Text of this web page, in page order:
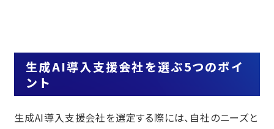
生成AI導入支援会社を選ぶ5つのポイ
ント
生成AI導入支援会社を選定する際には、自社のニーズと